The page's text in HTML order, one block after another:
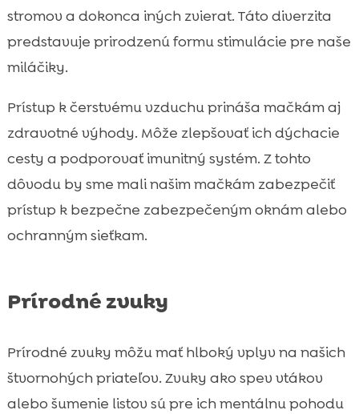
stromov a dokonca iných zvierat. Táto diverzita
predstavuje prirodzenú formu stimulácie pre naše
miláčiky.
Prístup k čerstvému vzduchu prináša mačkám aj
zdravotné výhody. Môže zlepšovať ich dýchacie
cesty a podporovať imunitný systém. Z tohto
dôvodu by sme mali našim mačkám zabezpečiť
prístup k bezpečne zabezpečeným oknám alebo
ochranným sieťkam.
Prírodné zvuky
Prírodné zvuky môžu mať hlboký vplyv na našich
štvornohých priateľov. Zvuky ako spev vtákov
alebo šumenie listov sú pre ich mentálnu pohodu